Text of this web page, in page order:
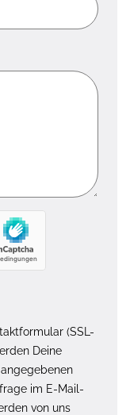
(SSL-
Deine
im E-Mail-
von uns